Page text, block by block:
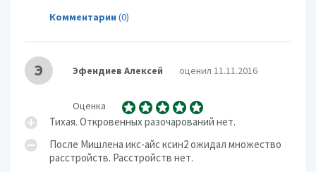
Комментарии (0)
Э Эфендиев Алексей оценил 11.11.2016
Оценка
Тихая. Откровенных разочарований нет.
После Мишлена икс-айс ксин2 ожидал множество
расстройств. Расстройств нет.